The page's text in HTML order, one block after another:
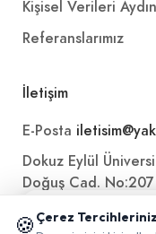
Kişisel Verileri
Referanslarımız
İletişim
E-Posta
Dokuz Eylül
Doğuş Cad.
🍪 Çerez Tercihleriniz
📱 Mobil